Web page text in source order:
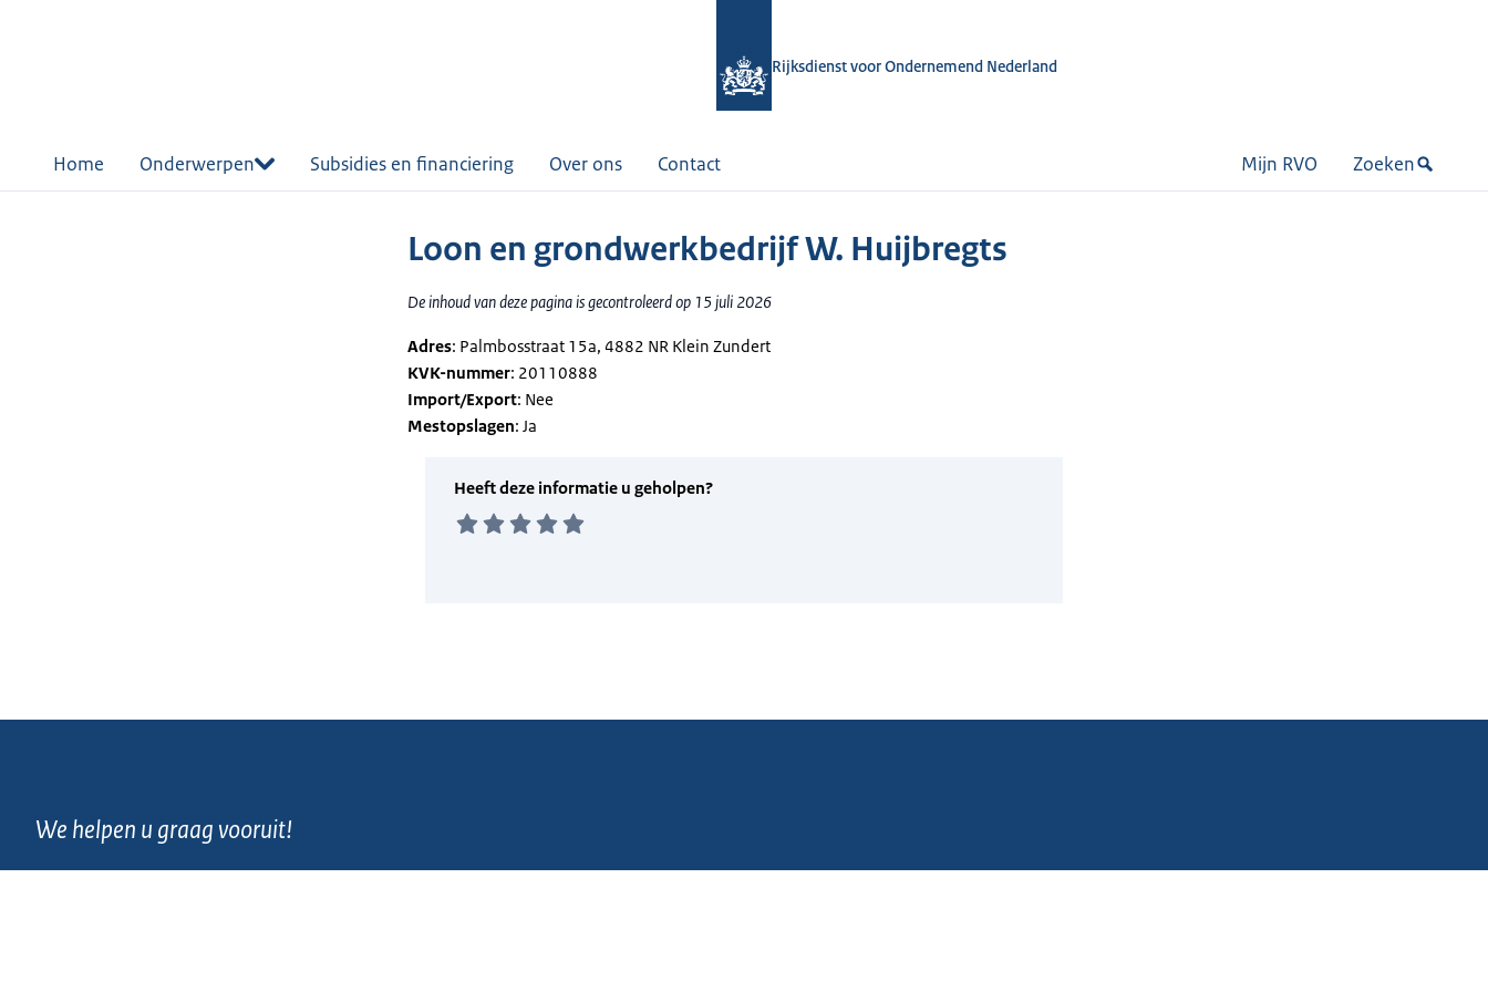
Rijksdienst voor Ondernemend Nederland
Home Onderwerpen Subsidies en financiering Over ons Contact Mijn RVO Zoeken
Loon en grondwerkbedrijf W. Huijbregts
De inhoud van deze pagina is gecontroleerd op 15 juli 2026
Adres: Palmbosstraat 15a, 4882 NR Klein Zundert
KVK-nummer: 20110888
Import/Export: Nee
Mestopslagen: Ja
We helpen u graag vooruit!